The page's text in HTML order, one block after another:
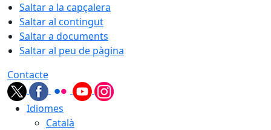
Saltar a la capçalera
Saltar al contingut
Saltar a documents
Saltar al peu de pàgina
Contacte
Idiomes
Català